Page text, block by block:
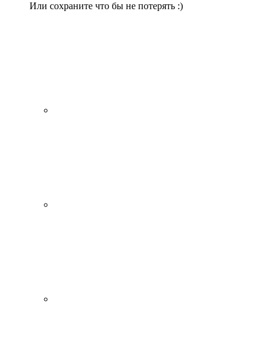
Или сохраните что бы не потерять :)